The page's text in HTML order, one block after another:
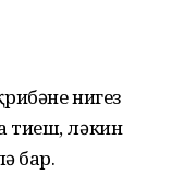
нигез
тиеш, ләкин
бар.